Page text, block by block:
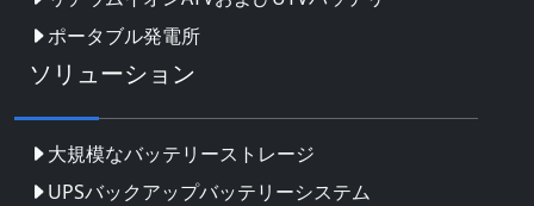
ポータブル発電所
ソリューション
大規模なバッテリーストレージ
UPSバックアップバッテリーシステム